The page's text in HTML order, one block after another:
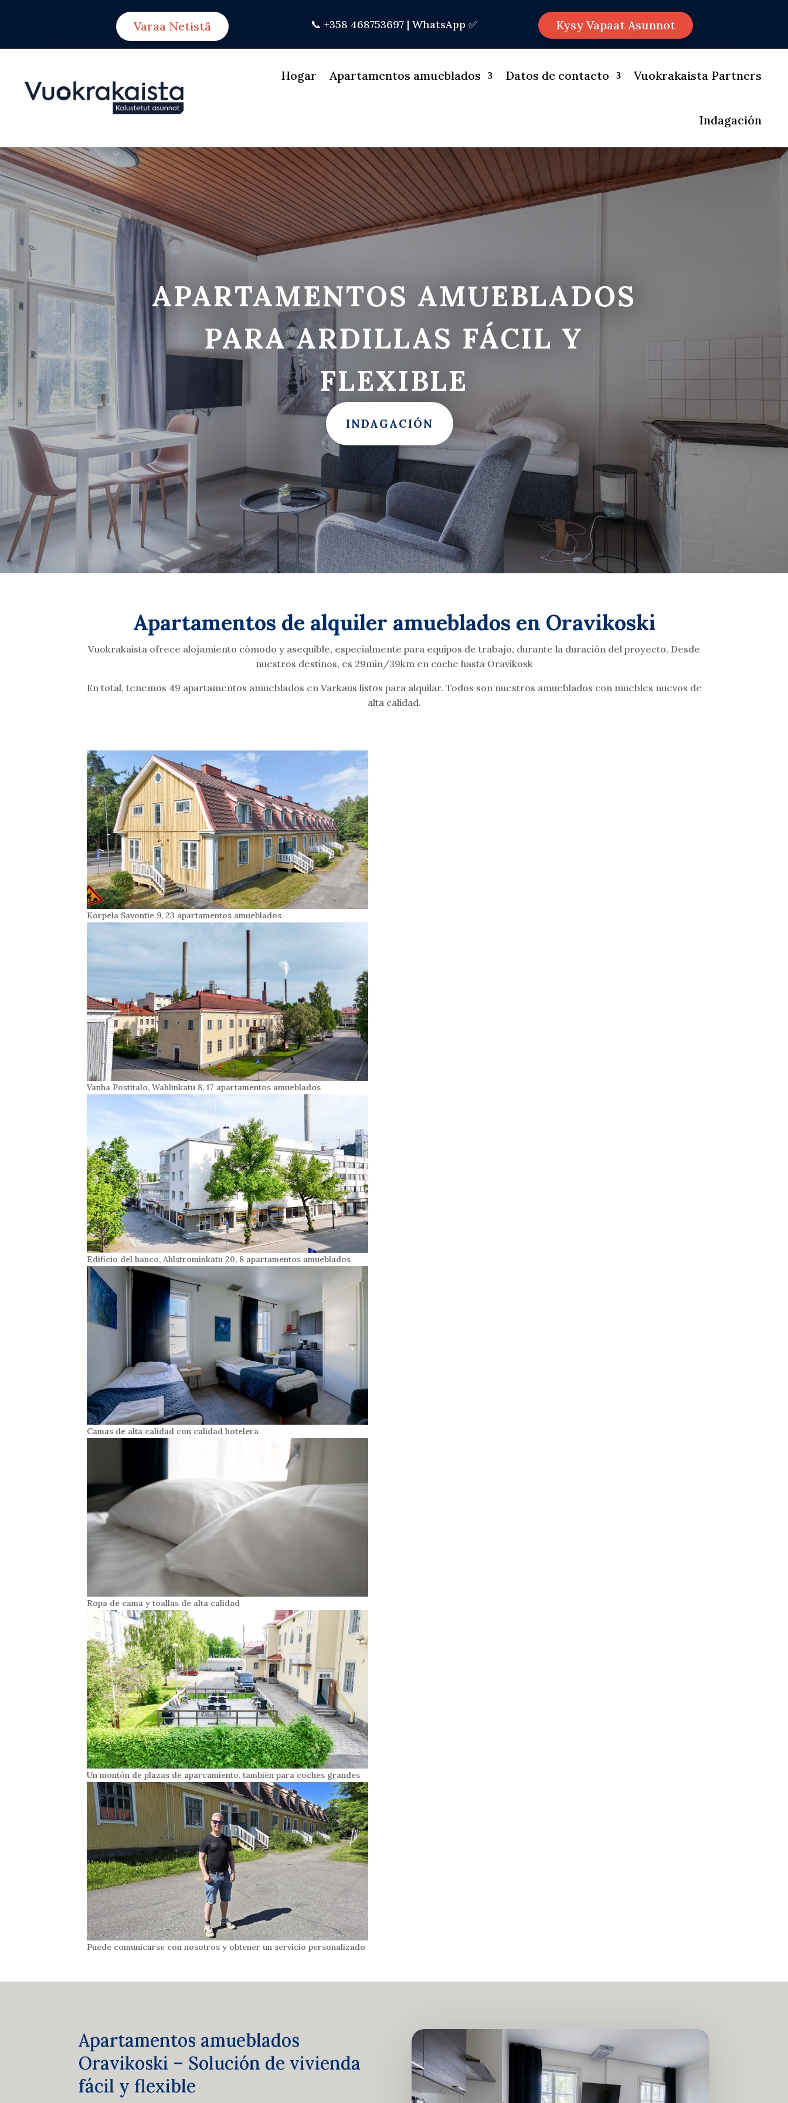
Varaa Netistä 📞 +358 468753697 | WhatsApp ✅ Kysy Vapaat Asunnot
Hogar Apartamentos amueblados Datos de contacto Vuokrakaista Partners
Indagación
APARTAMENTOS AMUEBLADOS
PARA ARDILLAS FÁCIL Y
FLEXIBLE
INDAGACIÓN
Apartamentos de alquiler amueblados en Oravikoski
Vuokrakaista ofrece alojamiento cómodo y asequible, especialmente para equipos de trabajo, durante la duración del proyecto. Desde
nuestros destinos, es 29min/39km en coche hasta Oravikosk
En total, tenemos 49 apartamentos amueblados en Varkaus listos para alquilar. Todos son nuestros amueblados con muebles nuevos de
alta calidad.
Korpela Savontie 9, 23 apartamentos amueblados
Vanha Postitalo, Wahlinkatu 8, 17 apartamentos amueblados
Edificio del banco, Ahlstrominkatu 20, 8 apartamentos amueblados
Camas de alta calidad con calidad hotelera
Ropa de cama y toallas de alta calidad
Un montón de plazas de aparcamiento, también para coches grandes
Puede comunicarse con nosotros y obtener un servicio personalizado
Apartamentos amueblados
Oravikoski – Solución de vivienda
fácil y flexible